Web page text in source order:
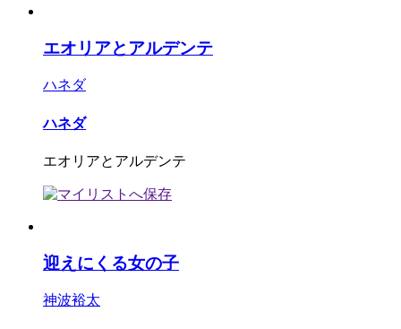
エオリアとアルデンテ
ハネダ
ハネダ
エオリアとアルデンテ
迎えにくる女の子
神波裕太